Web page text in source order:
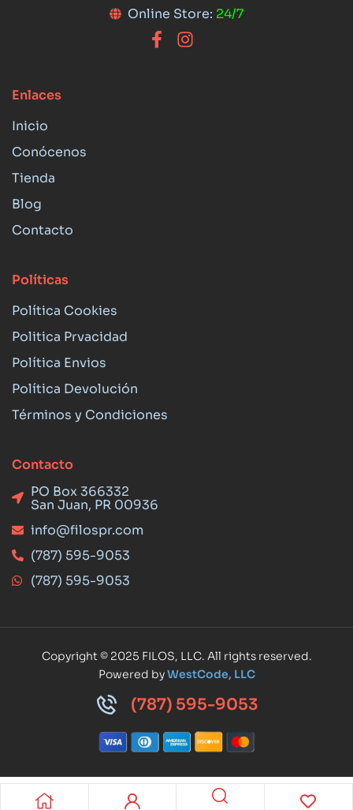
Online Store: 24/7
Enlaces
Inicio
Conócenos
Tienda
Blog
Contacto
Políticas
Política Cookies
Politica Prvacidad
Política Envios
Política Devolución
Términos y Condiciones
Contacto
PO Box 366332
San Juan, PR 00936
info@filospr.com
(787) 595-9053
(787) 595-9053
Copyright © 2025 FILOS, LLC. All rights reserved.
Powered byWestCode, LLC
(787) 595-9053